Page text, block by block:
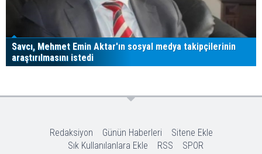
Savcı, Mehmet Emin Aktar'ın sosyal medya takipçilerinin
araştırılmasını istedi
Redaksiyon Günün Haberleri
Sitene Ekle
Sık Kullanılanlara Ekle
RSS SPOR